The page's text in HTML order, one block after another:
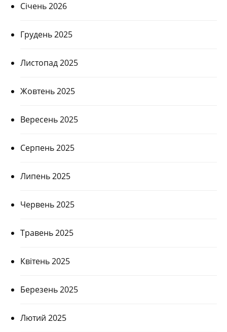
Січень 2026
Грудень 2025
Листопад 2025
Жовтень 2025
Вересень 2025
Серпень 2025
Липень 2025
Червень 2025
Травень 2025
Квітень 2025
Березень 2025
Лютий 2025